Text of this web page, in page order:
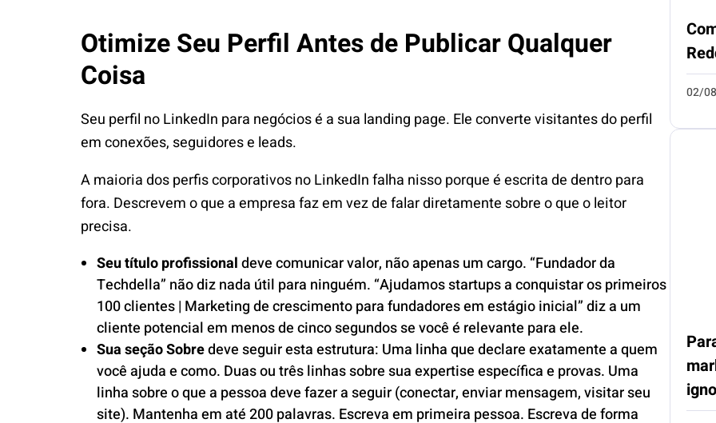
Otimize Seu Perfil Antes de Publicar Qualquer
Coisa
Seu perfil no LinkedIn para negócios é a sua landing page. Ele converte visitantes do perfil
em conexões, seguidores e leads.
A maioria dos perfis corporativos no LinkedIn falha nisso porque é escrita de dentro para
fora. Descrevem o que a empresa faz em vez de falar diretamente sobre o que o leitor
precisa.
Seu título profissionaldeve comunicar valor, não apenas um cargo. “Fundador da
Techdella” não diz nada útil para ninguém. “Ajudamos startups a conquistar os primeiros
100 clientes | Marketing de crescimento para fundadores em estágio inicial” diz a um
cliente potencial em menos de cinco segundos se você é relevante para ele.
Sua seção Sobredeve seguir esta estrutura: Uma linha que declare exatamente a quem
você ajuda e como. Duas ou três linhas sobre sua expertise específica e provas. Uma
linha sobre o que a pessoa deve fazer a seguir (conectar, enviar mensagem, visitar seu
site). Mantenha em até 200 palavras. Escreva em primeira pessoa. Escreva de forma
02/